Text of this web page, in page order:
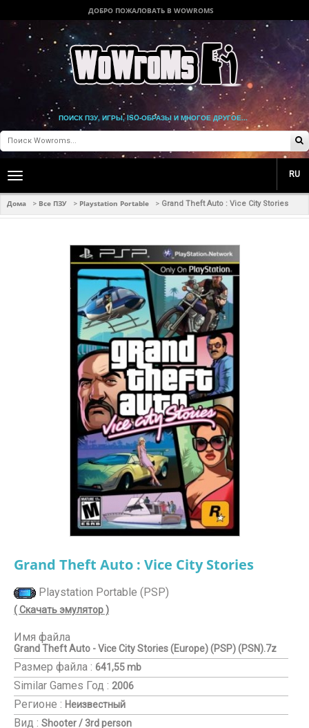
ДОБРО ПОЖАЛОВАТЬ В WOWROMS
ПОИСК ПЗУ, ИГРЫ, ISO-ОБРАЗЫ И МНОГОЕ ДРУГОЕ...
Toggle
navigation
RU
Дома > Все ПЗУ > Playstation Portable > Grand Theft Auto : Vice City Stories
Grand Theft Auto : Vice City Stories
Playstation Portable (PSP)
( Скачать эмулятор )
Имя файла
Grand Theft Auto - Vice City Stories (Europe) (PSP) (PSN).7z
Размер файла : 641,55 mb
Similar Games Год : 2006
Регионе : Неизвестный
Вид : Shooter / 3rd person